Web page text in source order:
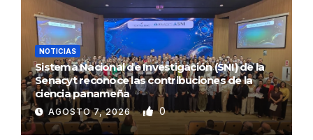
NOTICIAS
Sistema Nacional de Investigación (SNI) de la
Senacyt reconoce las contribuciones de la
ciencia panameña
AGOSTO 7, 2026 0